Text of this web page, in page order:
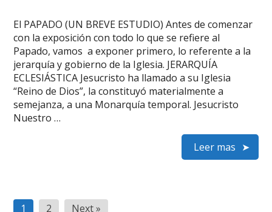
El PAPADO (UN BREVE ESTUDIO) Antes de comenzar
con la exposición con todo lo que se refiere al
Papado, vamos a exponer primero, lo referente a la
jerarquía y gobierno de la Iglesia. JERARQUÍA
ECLESIÁSTICA Jesucristo ha llamado a su Iglesia
“Reino de Dios”, la constituyó materialmente a
semejanza, a una Monarquía temporal. Jesucristo
Nuestro …
Leer mas
Paginación
1 2 Next »